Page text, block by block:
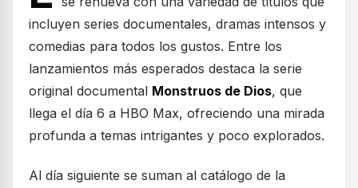
incluyen series documentales, dramas intensos y
comedias para todos los gustos. Entre los
lanzamientos más esperados destaca la serie
original documental Monstruos de Dios, que
llega el día 6 a HBO Max, ofreciendo una mirada
profunda a temas intrigantes y poco explorados.
Al día siguiente se suman al catálogo de la